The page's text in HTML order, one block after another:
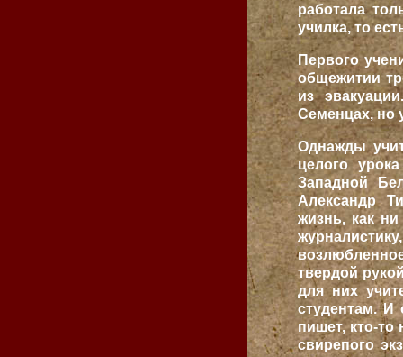
работала
училка, то
Первого
общежитии
из
Семенцах, но
Однажды
целого
Западной
Александр
жизнь, как
твердой
для них
студентам. И
пишет, кто-то
свирепого